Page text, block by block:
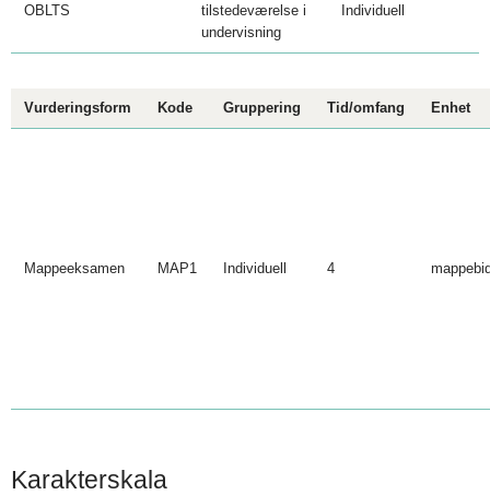
OBLTS
tilstedeværelse i
undervisning
Individuell
Vurderingsform Kode Gruppering Tid/omfang Enhet
Mappeeksamen MAP1 Individuell 4
Karakterskala